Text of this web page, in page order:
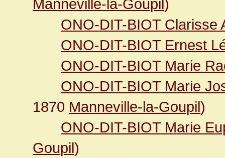
Manneville-la-Goupil)
ONO-DIT-BIOT Clarisse
ONO-DIT-BIOT Ernest
ONO-DIT-BIOT Marie
ONO-DIT-BIOT Marie
1870 Manneville-la-Goupil)
ONO-DIT-BIOT Marie
Goupil)